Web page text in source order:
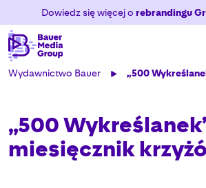
Dowiedz się więcej o rebrandingu
Wydawnictwo Bauer „500
„500
miesięcznik